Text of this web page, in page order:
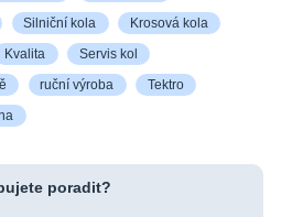
Silniční kola Krosová kola
Kvalita Servis kol
ruční výroba Tektro
poradit?